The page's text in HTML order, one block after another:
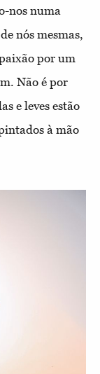
nos numa
nós mesmas,
por um
Não é por
e leves estão
à mão